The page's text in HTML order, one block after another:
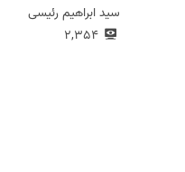
سید ابراهیم رئیسی
2,354